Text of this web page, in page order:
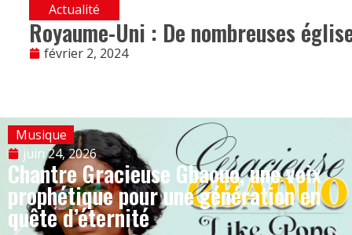
Actualité
Royaume-Uni : De nombreuses
février 2, 2024
Musique
juin 24, 2026
Chantre Gracieuse Gbaouo, une voix
prophétique pour une génération en
quête d’éternité